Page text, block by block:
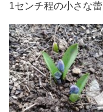
1センチ程の小さな